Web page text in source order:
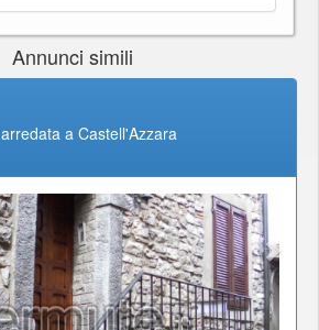
Annunci simili
a Castell'Azzara